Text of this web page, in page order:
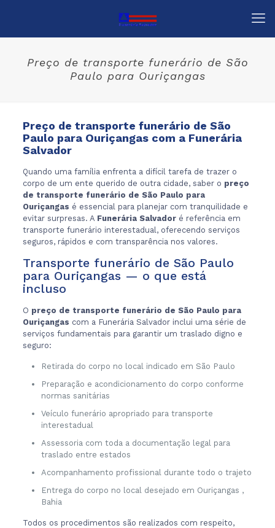
Preço de transporte funerário de São
Paulo para Ouriçangas
Preço de transporte funerário de São
Paulo para Ouriçangas com a Funerária
Salvador
Quando uma família enfrenta a difícil tarefa de trazer o
corpo de um ente querido de outra cidade, saber o preço
de transporte funerário de São Paulo para
Ouriçangas é essencial para planejar com tranquilidade e
evitar surpresas. A Funerária Salvadoré referência em
transporte funerário interestadual, oferecendo serviços
seguros, rápidos e com transparência nos valores.
Transporte funerário de São Paulo
para Ouriçangas — o que está
incluso
O preço de transporte funerário de São Paulo para
Ouriçangas com a Funerária Salvador inclui uma série de
serviços fundamentais para garantir um traslado digno e
seguro:
Retirada do corpo no local indicado em São Paulo
Preparação e acondicionamento do corpo conforme
normas sanitárias
Veículo funerário apropriado para transporte
interestadual
Assessoria com toda a documentação legal para
traslado entre estados
Acompanhamento profissional durante todo o trajeto
Entrega do corpo no local desejado em Ouriçangas ,
Bahia
Todos os procedimentos são realizados com respeito,